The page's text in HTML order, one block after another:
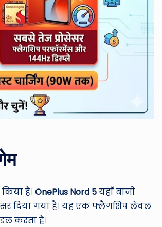
है। OnePlus Nord 5यहाँ बाजी
दिया गया है। यह एक फ्लैगशिप लेवल
करता है।